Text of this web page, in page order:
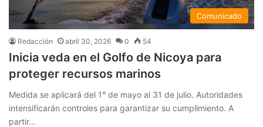
Comunicado
Redacción abril 30, 2026 0 54
Inicia veda en el Golfo de Nicoya para
proteger recursos marinos
Medida se aplicará del 1° de mayo al 31 de julio. Autoridades
intensificarán controles para garantizar su cumplimiento. A
partir…